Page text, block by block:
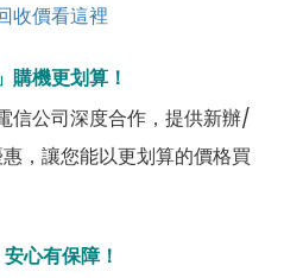
收價看這裡
購機更划算！
信公司深度合作，提供新辦/
，讓您能以更划算的價格買
心有保障！